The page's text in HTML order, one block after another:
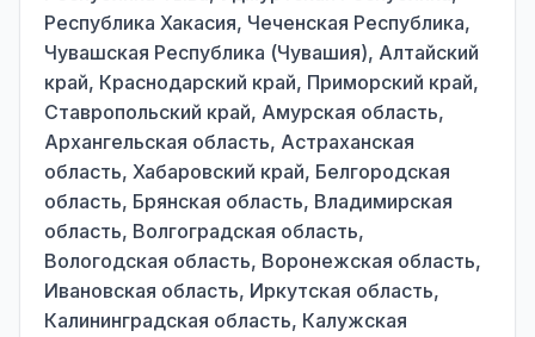
Республика Хакасия, Чеченская Республика,
Чувашская Республика (Чувашия), Алтайский
край, Краснодарский край, Приморский край,
Ставропольский край, Амурская область,
Архангельская область, Астраханская
область, Хабаровский край, Белгородская
область, Брянская область, Владимирская
область, Волгоградская область,
Вологодская область, Воронежская область,
Ивановская область, Иркутская область,
Калининградская область, Калужская